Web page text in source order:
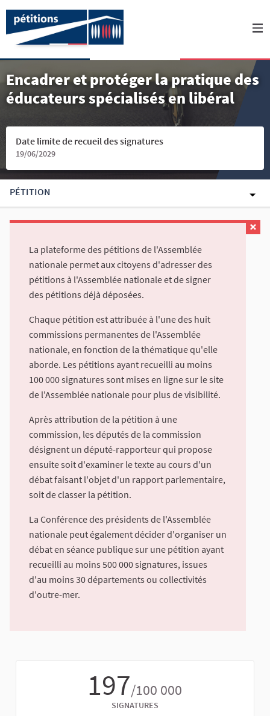
Encadrer et protéger la pratique des
éducateurs spécialisés en libéral
Date limite de recueil des signatures
19/06/2029
PÉTITION
La plateforme des pétitions de l'Assemblée
nationale permet aux citoyens d'adresser des
pétitions à l'Assemblée nationale et de signer
des pétitions déjà déposées.
Chaque pétition est attribuée à l'une des huit
commissions permanentes de l'Assemblée
nationale, en fonction de la thématique qu'elle
aborde. Les pétitions ayant recueilli au moins
100 000 signatures sont mises en ligne sur le site
de l'Assemblée nationale pour plus de visibilité.
Après attribution de la pétition à une
commission, les députés de la commission
désignent un député-rapporteur qui propose
ensuite soit d'examiner le texte au cours d'un
débat faisant l'objet d'un rapport parlementaire,
soit de classer la pétition.
La Conférence des présidents de l'Assemblée
nationale peut également décider d'organiser un
débat en séance publique sur une pétition ayant
recueilli au moins 500 000 signatures, issues
d'au moins 30 départements ou collectivités
d'outre-mer.
197/100 000
SIGNATURES